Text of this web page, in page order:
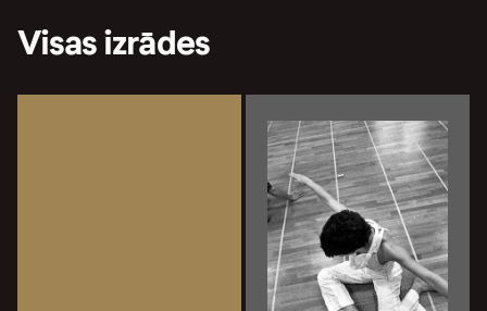
Visas izrādes